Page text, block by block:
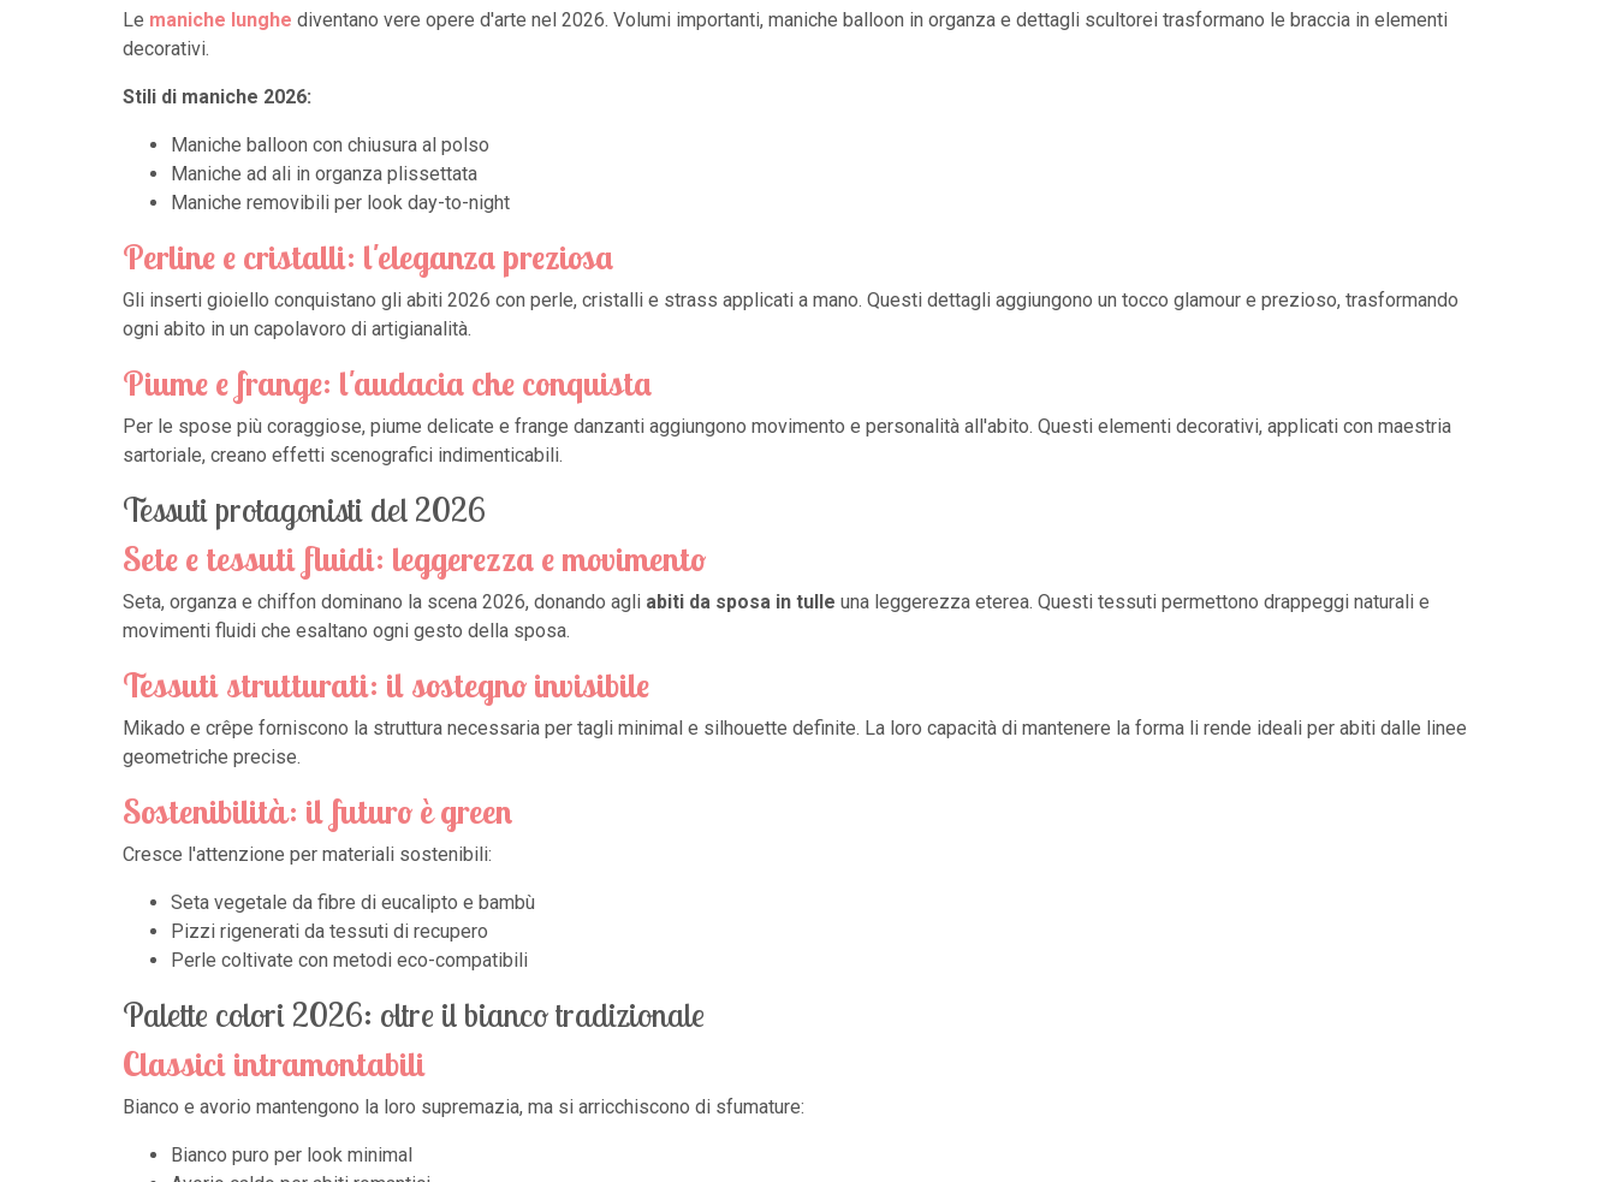
Le maniche lunghe diventano vere opere d'arte nel 2026. Volumi importanti, maniche balloon in organza e dettagli scultorei trasformano le braccia in elementi
decorativi.
Stili di maniche 2026:
Maniche balloon con chiusura al polso
Maniche ad ali in organza plissettata
Maniche removibili per look day-to-night
Perline e cristalli: l'eleganza preziosa
Gli inserti gioiello conquistano gli abiti 2026 con perle, cristalli e strass applicati a mano. Questi dettagli aggiungono un tocco glamour e prezioso, trasformando
ogni abito in un capolavoro di artigianalità.
Piume e frange: l'audacia che conquista
Per le spose più coraggiose, piume delicate e frange danzanti aggiungono movimento e personalità all'abito. Questi elementi decorativi, applicati con maestria
sartoriale, creano effetti scenografici indimenticabili.
Tessuti protagonisti del 2026
Sete e tessuti fluidi: leggerezza e movimento
Seta, organza e chiffon dominano la scena 2026, donando agli abiti da sposa in tulle una leggerezza eterea. Questi tessuti permettono drappeggi naturali e
movimenti fluidi che esaltano ogni gesto della sposa.
Tessuti strutturati: il sostegno invisibile
Mikado e crêpe forniscono la struttura necessaria per tagli minimal e silhouette definite. La loro capacità di mantenere la forma li rende ideali per abiti dalle linee
geometriche precise.
Sostenibilità: il futuro è green
Cresce l'attenzione per materiali sostenibili:
Seta vegetale da fibre di eucalipto e bambù
Pizzi rigenerati da tessuti di recupero
Perle coltivate con metodi eco-compatibili
Palette colori 2026: oltre il bianco tradizionale
Classici intramontabili
Bianco e avorio mantengono la loro supremazia, ma si arricchiscono di sfumature:
Bianco puro per look minimal